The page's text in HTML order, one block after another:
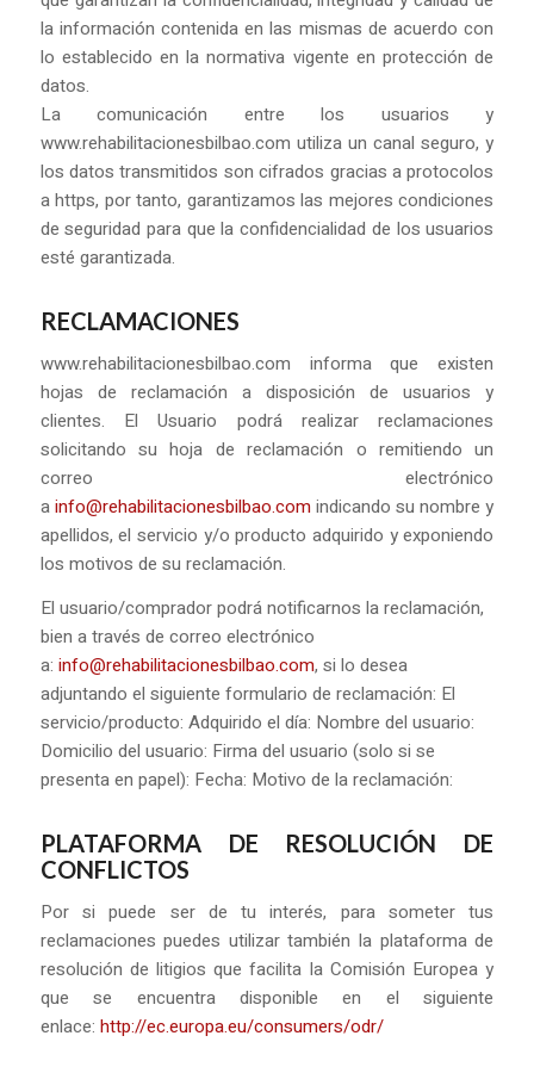
la información contenida en las mismas de acuerdo con
lo establecido en la normativa vigente en protección de
datos.
La comunicación entre los usuarios y
www.rehabilitacionesbilbao.com utiliza un canal seguro, y
los datos transmitidos son cifrados gracias a protocolos
a https, por tanto, garantizamos las mejores condiciones
de seguridad para que la confidencialidad de los usuarios
esté garantizada.
RECLAMACIONES
www.rehabilitacionesbilbao.com informa que existen
hojas de reclamación a disposición de usuarios y
clientes. El Usuario podrá realizar reclamaciones
solicitando su hoja de reclamación o remitiendo un
correo electrónico
ainfo@rehabilitacionesbilbao.com indicando su nombre y
apellidos, el servicio y/o producto adquirido y exponiendo
los motivos de su reclamación.
El usuario/comprador podrá notificarnos la reclamación,
bien a través de correo electrónico
a: info@rehabilitacionesbilbao.com, si lo desea
adjuntando el siguiente formulario de reclamación: El
servicio/producto: Adquirido el día: Nombre del usuario:
Domicilio del usuario: Firma del usuario (solo si se
presenta en papel): Fecha: Motivo de la reclamación:
PLATAFORMA DE RESOLUCIÓN DE
CONFLICTOS
Por si puede ser de tu interés, para someter tus
reclamaciones puedes utilizar también la plataforma de
resolución de litigios que facilita la Comisión Europea y
que se encuentra disponible en el siguiente
enlace: http://ec.europa.eu/consumers/odr/